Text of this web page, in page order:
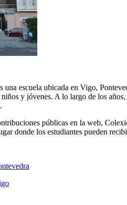
escuela ubicada en Vigo,
y jóvenes. A lo largo de los
públicas en la web,
donde los estudiantes pueden